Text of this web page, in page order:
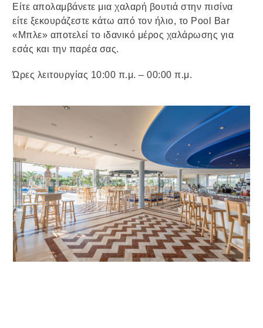
Είτε απολαμβάνετε μια χαλαρή βουτιά στην πισίνα
είτε ξεκουράζεστε κάτω από τον ήλιο, το Pool Bar
«Μπλε» αποτελεί το ιδανικό μέρος χαλάρωσης για
εσάς και την παρέα σας.
Ώρες λειτουργίας 10:00 π.μ. – 00:00 π.μ.